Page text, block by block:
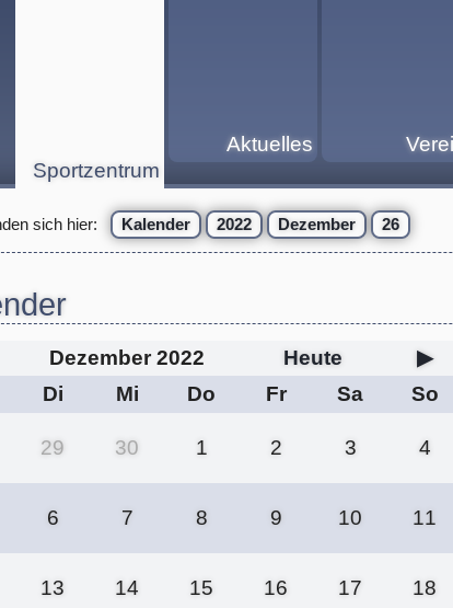
Sportzentrum
Flora
Aktuelles
sich hier: Kalender 2022 Dezember 26
Dezember 2022 Heute
▶
Di Mi Do Fr Sa So
29 30 1 2 3 4
6 7 8 9 10 11
13 14 15 16 17 18